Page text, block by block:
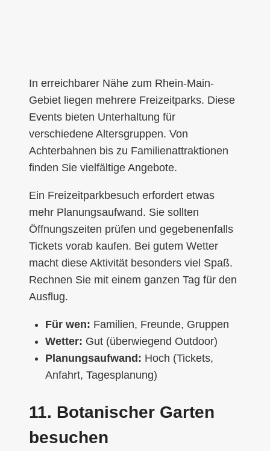
In erreichbarer Nähe zum Rhein-Main-
Gebiet liegen mehrere Freizeitparks. Diese
Events bieten Unterhaltung für
verschiedene Altersgruppen. Von
Achterbahnen bis zu Familienattraktionen
finden Sie vielfältige Angebote.
Ein Freizeitparkbesuch erfordert etwas
mehr Planungsaufwand. Sie sollten
Öffnungszeiten prüfen und gegebenenfalls
Tickets vorab kaufen. Bei gutem Wetter
macht diese Aktivität besonders viel Spaß.
Rechnen Sie mit einem ganzen Tag für den
Ausflug.
Für wen: Familien, Freunde, Gruppen
Wetter: Gut (überwiegend Outdoor)
Planungsaufwand: Hoch (Tickets,
Anfahrt, Tagesplanung)
11. Botanischer Garten
besuchen